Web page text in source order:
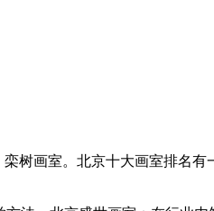
树画室。北京十大画室排名